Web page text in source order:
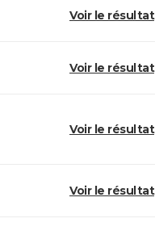
Voir le résultat
Voir le résultat
Voir le résultat
Voir le résultat